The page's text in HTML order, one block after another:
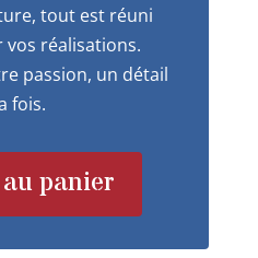
tout est réuni
réalisations.
passion, un détail
fois.
panier